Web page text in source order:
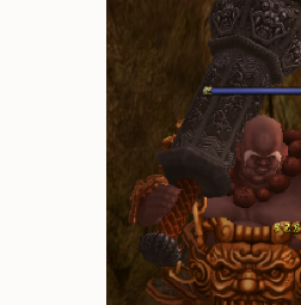
III) Chế Tạo Vật
Chư vị chú ý:khi